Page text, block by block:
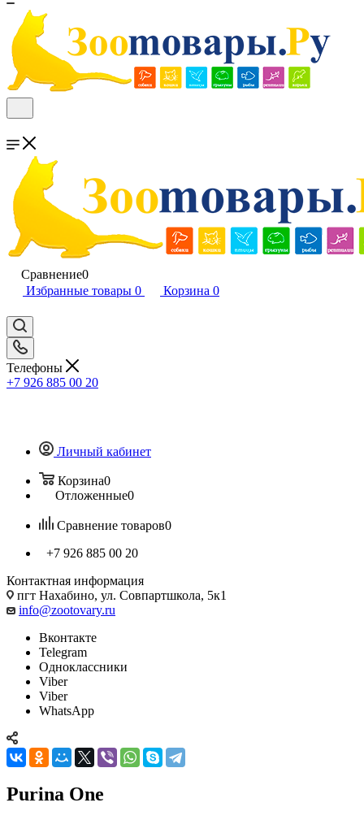
Сравнение0
Избранные товары 0 Корзина 0
Телефоны
+7 926 885 00 20
Личный кабинет
Корзина0
Отложенные0
Сравнение товаров0
+7 926 885 00 20
Контактная информация
пгт Нахабино, ул. Совпартшкола, 5к1
info@zootovary.ru
Вконтакте
Telegram
Одноклассники
Viber
Viber
WhatsApp
Purina One